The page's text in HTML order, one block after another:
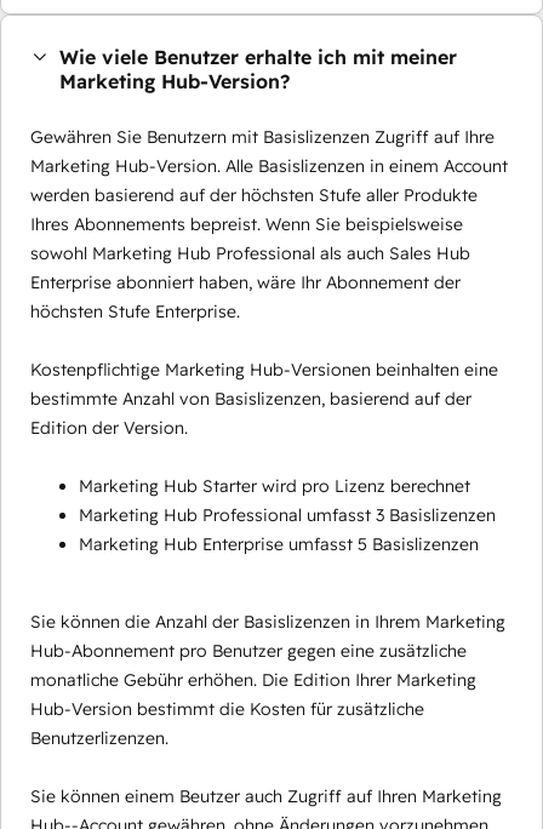
Wie viele Benutzer erhalte ich mit meiner
Marketing Hub-Version?
Gewähren Sie Benutzern mit Basislizenzen Zugriff auf Ihre
Marketing Hub-Version. Alle Basislizenzen in einem Account
werden basierend auf der höchsten Stufe aller Produkte
Ihres Abonnements bepreist. Wenn Sie beispielsweise
sowohl Marketing Hub Professional als auch Sales Hub
Enterprise abonniert haben, wäre Ihr Abonnement der
höchsten Stufe Enterprise.
Kostenpflichtige Marketing Hub-Versionen beinhalten eine
bestimmte Anzahl von Basislizenzen, basierend auf der
Edition der Version.
Marketing Hub Starter wird pro Lizenz berechnet
Marketing Hub Professional umfasst 3 Basislizenzen
Marketing Hub Enterprise umfasst 5 Basislizenzen
Sie können die Anzahl der Basislizenzen in Ihrem Marketing
Hub-Abonnement pro Benutzer gegen eine zusätzliche
monatliche Gebühr erhöhen. Die Edition Ihrer Marketing
Hub-Version bestimmt die Kosten für zusätzliche
Benutzerlizenzen.
Sie können einem Beutzer auch Zugriff auf Ihren Marketing